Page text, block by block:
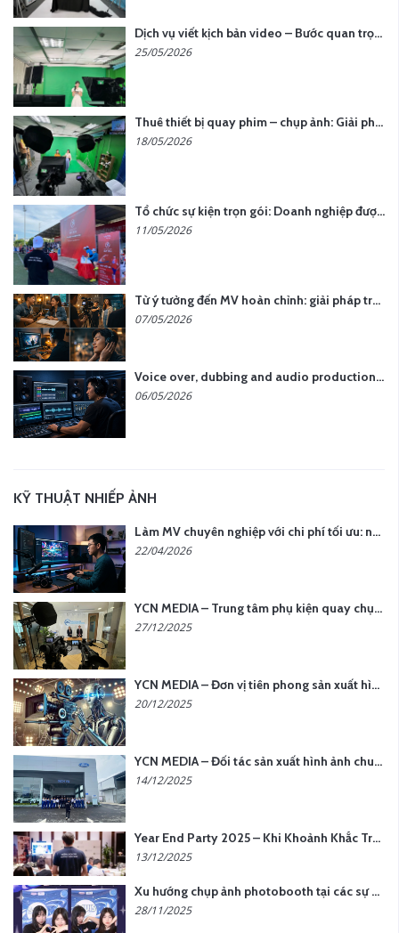
Dịch vụ viết kịch bản video – Bước quan trọng quyết định thành công nội dung
25/05/2026
Thuê thiết bị quay phim – chụp ảnh: Giải pháp tối ưu chi phí cho doanh nghiệp
18/05/2026
Tổ chức sự kiện trọn gói: Doanh nghiệp được gì khi chọn đơn vị chuyên nghiệp?
11/05/2026
Từ ý tưởng đến MV hoàn chỉnh: giải pháp trọn gói tại YCN Media
07/05/2026
Voice over, dubbing and audio production services in Vietnam for global content
06/05/2026
KỸ THUẬT NHIẾP ẢNH
Làm MV chuyên nghiệp với chi phí tối ưu: nên chọn quay thực tế hay video AI?
22/04/2026
YCN MEDIA – Trung tâm phụ kiện quay chụp tại Hà Nội
27/12/2025
YCN MEDIA – Đơn vị tiên phong sản xuất hình ảnh & âm thanh bằng AI tại Hà Nội
20/12/2025
YCN MEDIA – Đối tác sản xuất hình ảnh chuyên nghiệp cho doanh nghiệp tại Hà Nội
14/12/2025
Year End Party 2025 – Khi Khoảnh Khắc Trở Thành Dấu Ấn | Gói Ưu Đãi Tháng 12 Từ YCN Media
13/12/2025
Xu hướng chụp ảnh photobooth tại các sự kiện hiện nay
28/11/2025